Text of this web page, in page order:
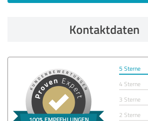
Kontaktdaten
5 Sterne
4 Sterne
3 Sterne
2 Sterne